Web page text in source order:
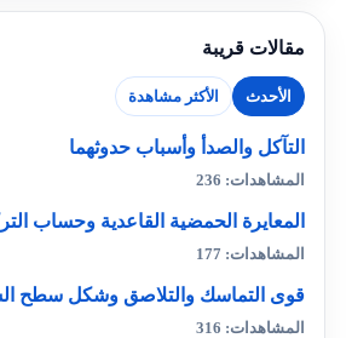
مقالات قريبة
الأحدث الأكثر مشاهدة
التآكل والصدأ وأسباب حدوثهما
المشاهدات: 236
المعايرة الحمضية القاعدية وحساب
المشاهدات: 177
قوى التماسك والتلاصق وشكل سطح
المشاهدات: 316